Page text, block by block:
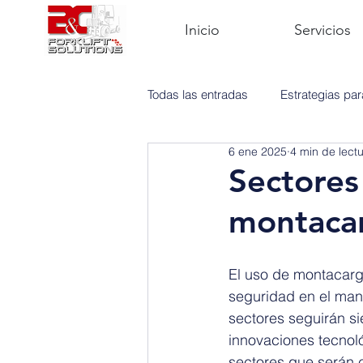
Inicio Servicios
Todas las entradas Estrategias
Mantenimiento Montacargas
6 ene 2025 4 min de
El uso de
seguridad en el
sectores seguirán
innovaciones